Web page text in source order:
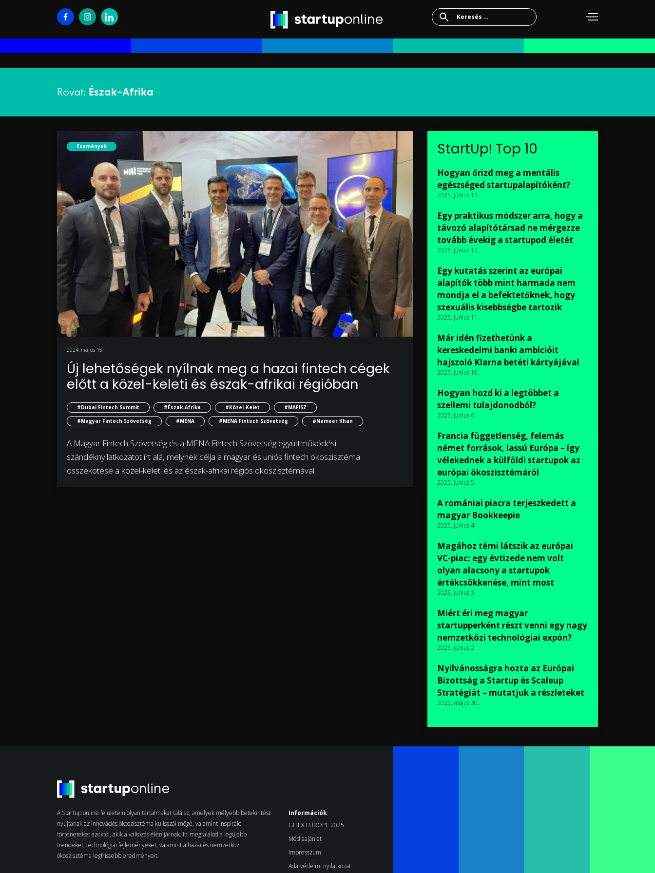
Keresés:
Rovat: Észak-Afrika
Események
2024. május 16.
Új lehetőségek nyílnak meg a hazai fintech cégek
előtt a közel-keleti és észak-afrikai régióban
#Dubai Fintech Summit #Észak-Afrika #Közel-Kelet
#MAFISZ
#Magyar Fintech Szövetség
#MENA #MENA Fintech Szövetség #Nameer Khan
A Magyar Fintech Szövetség és a MENA Fintech Szövetség együttműködési
szándéknyilatkozatot írt alá, melynek célja a magyar és uniós fintech ökoszisztéma
összekötése a közel-keleti és az észak-afrikai régiós ökoszisztémával.
StartUp! Top 10
Hogyan őrizd meg a mentális
egészséged startupalapítóként?
2025. június 13.
Egy praktikus módszer arra, hogy a
távozó alapítótársad ne mérgezze
tovább évekig a startupod életét
2025. június 12.
Egy kutatás szerint az európai
alapítók több mint harmada nem
mondja el a befektetőknek, hogy
szexuális kisebbségbe tartozik
2025. június 11.
Már idén fizethetünk a
kereskedelmi banki ambícióit
hajszoló Klarna betéti kártyájával
2025. június 10.
Hogyan hozd ki a legtöbbet a
szellemi tulajdonodból?
2025. június 6.
Francia függetlenség, felemás
német források, lassú Európa – így
vélekednek a külföldi startupok az
európai ökoszisztémáról
2025. június 5.
A romániai piacra terjeszkedett a
magyar Bookkeepie
2025. június 4.
Magához térni látszik az európai
VC-piac: egy évtizede nem volt
olyan alacsony a startupok
értékcsökkenése, mint most
2025. június 3.
Miért éri meg magyar
startupperként részt venni egy nagy
nemzetközi technológiai expón?
2025. június 2.
Nyilvánosságra hozta az Európai
Bizottság a Startup és Scaleup
Stratégiát – mutatjuk a részleteket
2025. május 30.
A Startup online felületein olyan tartalmakat találsz, amelyek mélyebb betekintést
nyújtanak az innovációs ökoszisztéma kulisszái mögé, valamint inspiráló
történeteket azoktól, akik a változás élén járnak. Itt megtalálod a legújabb
trendeket, technológiai fejleményeket, valamint a hazai és nemzetközi
ökoszisztéma legfrissebb eredményeit.
Információk
GITEX EUROPE 2025
Médiaajánlat
Impresszum
Adatvédelmi nyilatkozat